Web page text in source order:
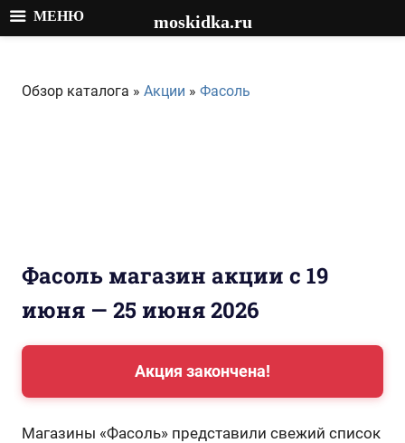
содержимому
Обзор каталога » Акции » Фасоль
Фасоль магазин акции с 19
июня — 25 июня 2026
Акция закончена!
Магазины «Фасоль» представили свежий список
МЕНЮ moskidka.ru